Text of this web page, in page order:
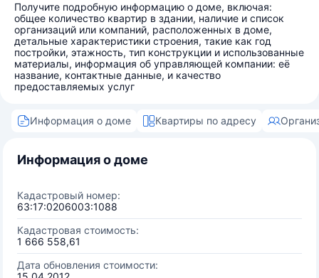
Получите подробную информацию о доме, включая:
общее количество квартир в здании, наличие и список
организаций или компаний, расположенных в доме,
детальные характеристики строения, такие как год
постройки, этажность, тип конструкции и использованные
материалы, информация об управляющей компании: её
название, контактные данные, и качество
предоставляемых услуг
Информация о доме Квартиры по адресу
Информация о доме
Кадастровый номер:
63:17:0206003:1088
Кадастровая стоимость:
1 666 558,61
Дата обновления стоимости: